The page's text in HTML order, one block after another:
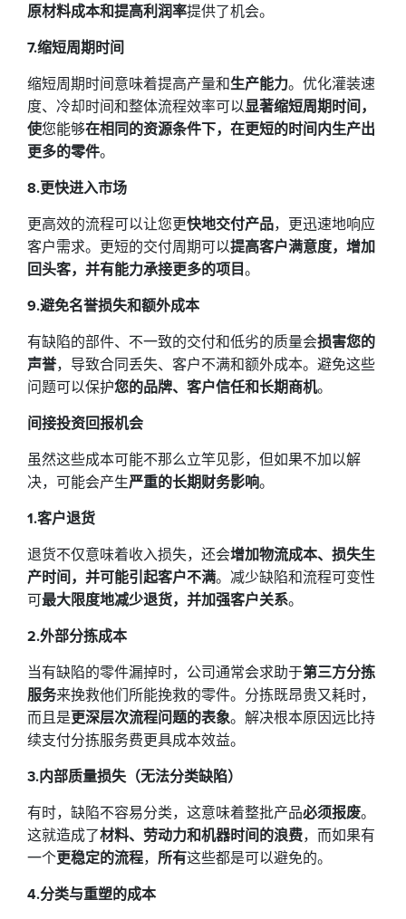
原材料成本和提高利润率提供了机会。
7.缩短周期时间
缩短周期时间意味着提高产量和生产能力。优化灌装速
度、冷却时间和整体流程效率可以显著缩短周期时间，
使您能够在相同的资源条件下，在更短的时间内生产出
更多的零件。
8.更快进入市场
更高效的流程可以让您更快地交付产品，更迅速地响应
客户需求。更短的交付周期可以提高客户满意度，增加
回头客，并有能力承接更多的项目。
9.避免名誉损失和额外成本
有缺陷的部件、不一致的交付和低劣的质量会损害您的
声誉，导致合同丢失、客户不满和额外成本。避免这些
问题可以保护您的品牌、客户信任和长期商机。
间接投资回报机会
虽然这些成本可能不那么立竿见影，但如果不加以解
决，可能会产生严重的长期财务影响。
1.客户退货
退货不仅意味着收入损失，还会增加物流成本、损失生
产时间，并可能引起客户不满。减少缺陷和流程可变性
可最大限度地减少退货，并加强客户关系。
2.外部分拣成本
当有缺陷的零件漏掉时，公司通常会求助于第三方分拣
服务来挽救他们所能挽救的零件。分拣既昂贵又耗时，
而且是更深层次流程问题的表象。解决根本原因远比持
续支付分拣服务费更具成本效益。
3.内部质量损失（无法分类缺陷）
有时，缺陷不容易分类，这意味着整批产品必须报废。
这就造成了材料、劳动力和机器时间的浪费，而如果有
一个更稳定的流程， 所有这些都是可以避免的。
4.分类与重塑的成本